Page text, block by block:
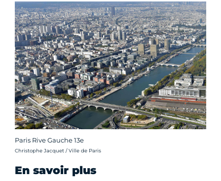
Paris Rive Gauche 13e
Crédit photo :
Christophe Jacquet / Ville de Paris
En savoir plus